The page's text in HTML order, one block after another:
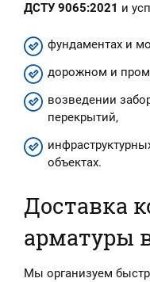
ДСТУ 9065:2021 и
фундаментах и
дорожном и
возведении
перекрытий,
объектах.
Доставка
арматуры
Мы организуем